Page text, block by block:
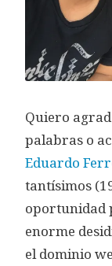
Quiero
palabras o
Eduardo
tantísimos
oportunidad
enorme
el dominio